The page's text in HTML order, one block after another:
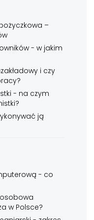
–
- w jakim
i czy
- na czym
ją
- co
w Polsce?